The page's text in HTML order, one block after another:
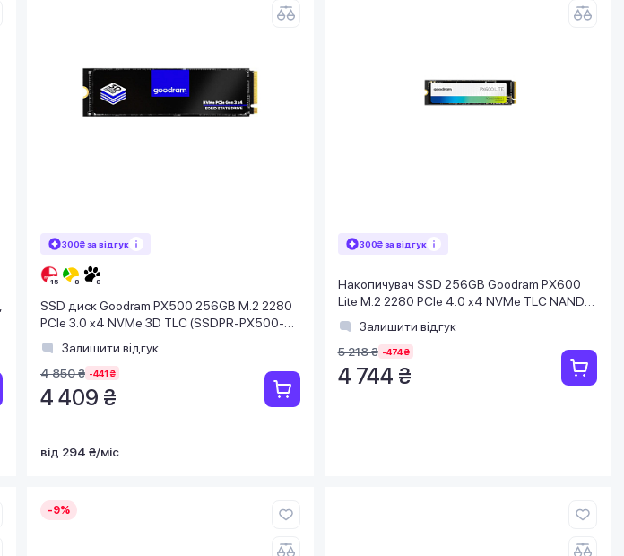
300₴ за відгук
SSD диск Goodram PX500 256GB M.2 2280
PCIe 3.0 x4 NVMe 3D TLC (SSDPR-PX500-
256-80-G3)
Залишити відгук
4 850 ₴ -441 ₴
4 409 ₴
від 294 ₴/міс
300₴ за відгук
Накопичувач SSD 256GB Goodram PX600
Lite M.2 2280 PCIe 4.0 x4 NVMe TLC NAND
(SSDPR-PX600L-256-80)
Залишити відгук
5 218 ₴ -474 ₴
4 744 ₴
-9%